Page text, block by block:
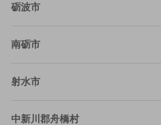
砺波市
南砺市
射水市
中新川郡舟橋村